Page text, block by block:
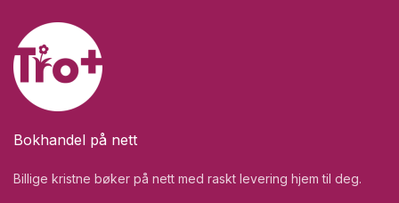
Bokhandel på nett
Billige kristne bøker på nett med raskt levering hjem til deg.